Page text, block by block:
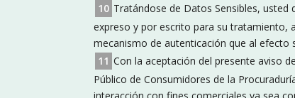
Tratándose de Datos Sensibles,
expreso y por escrito para su tratamiento,
mecanismo de autenticación que al efecto
Con la aceptación del presente aviso
Público de Consumidores de la